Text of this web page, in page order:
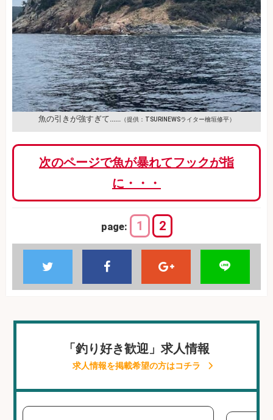
魚の引きが強すぎて…… （提供：TSURINEWSライター檜垣修平）
次のページで魚が暴れてフックが指
に・・・
page: 1 2
「釣り好き歓迎」求人情報
求人情報を掲載希望の方はコチラ